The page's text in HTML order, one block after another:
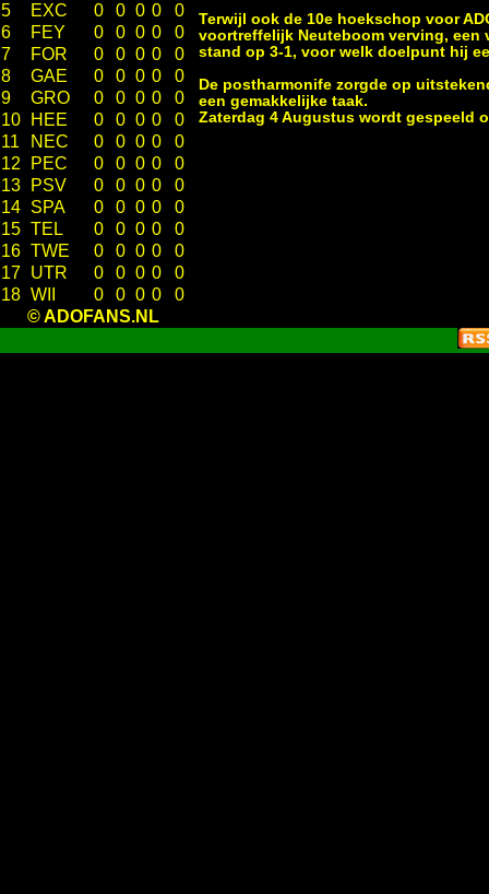
5
EXC 0 0 0 0
0
6
FEY 0 0 0 0
0
7
FOR 0 0 0 0
0
8
GAE 0 0 0 0
0
9
GRO 0 0 0 0
0
10
HEE 0 0 0 0
0
11
NEC 0 0 0 0
0
12
PEC 0 0 0 0
0
13
PSV 0 0 0 0
0
14 SPA 0 0 0 0
0
15 TEL 0 0 0 0
0
16 TWE 0 0 0 0
0
17 UTR 0 0 0 0
0
18 WII 0 0 0 0
0
© ADOFANS.NL
Terwijl ook de 10e hoekschop voor
voortreffelijk Neuteboom verving, een
stand op 3-1, voor welk doelpunt hij
De postharmonife zorgde op
een gemakkelijke taak.
Zaterdag 4 Augustus wordt gespeeld